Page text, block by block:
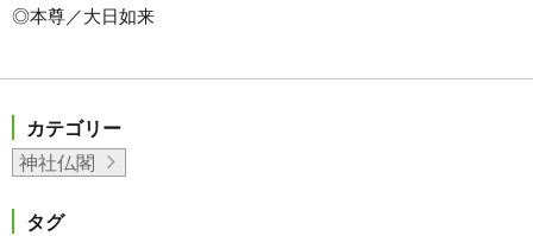
◎本尊／大日如来
カテゴリー
神社仏閣
タグ